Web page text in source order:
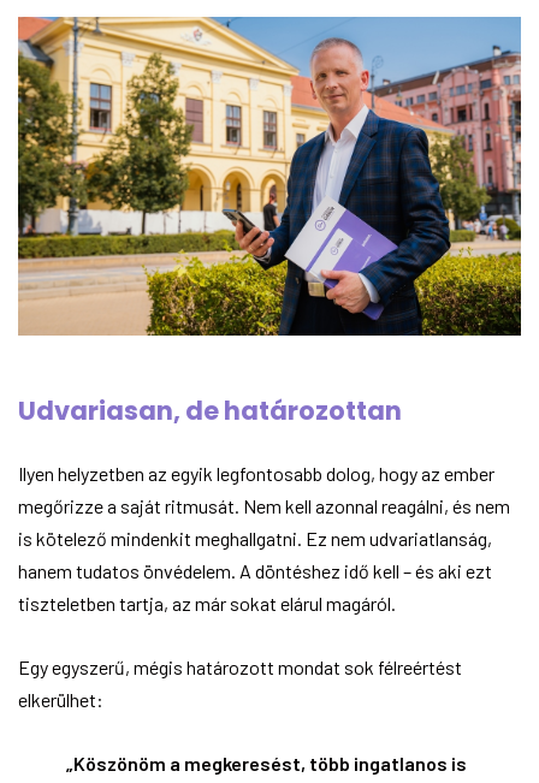
Udvariasan, de határozottan
Ilyen helyzetben az egyik legfontosabb dolog, hogy az ember
megőrizze a saját ritmusát. Nem kell azonnal reagálni, és nem
is kötelező mindenkit meghallgatni. Ez nem udvariatlanság,
hanem tudatos önvédelem. A döntéshez idő kell – és aki ezt
tiszteletben tartja, az már sokat elárul magáról.
Egy egyszerű, mégis határozott mondat sok félreértést
elkerülhet:
„Köszönöm a megkeresést, több ingatlanos is